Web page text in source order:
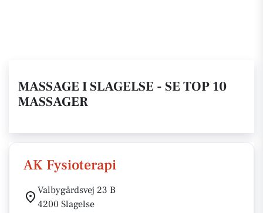
MASSAGE I SLAGELSE - SE TOP 10
MASSAGER
AK Fysioterapi
Valbygårdsvej 23 B
4200 Slagelse